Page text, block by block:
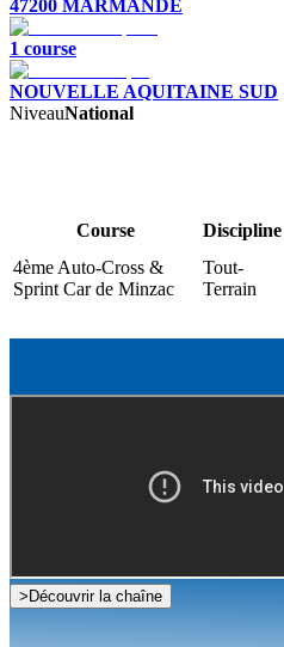
47200 MARMANDE
1 course
NOUVELLE AQUITAINE SUD
NiveauNational
Course Discipline
4ème Auto-Cross &
Sprint Car de Minzac
Tout-
Terrain
> Découvrir la chaîne